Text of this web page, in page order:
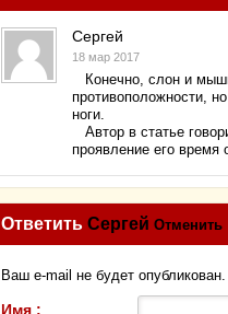
Сергей
18 мар 2017
Конечно, слон и
противоположности,
ноги.
Автор в статье
проявление его время
Ответить Сергей Отменить
Ваш e-mail не будет
Имя :